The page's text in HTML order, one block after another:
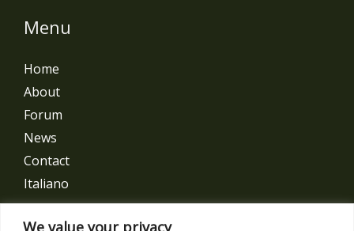
We value your privacy
Menu
Home
About
Forum
News
Contact
Italiano
Get In Touch